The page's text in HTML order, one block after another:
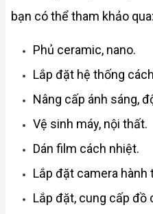
bạn có thể tham khảo qua:
Phủ ceramic, nano.
Lắp đặt hệ thống
Nâng cấp ánh sáng,
Vệ sinh máy, nội thất.
Dán film cách nhiệt.
Lắp đặt camera hành
Lắp đặt, cung cấp đồ